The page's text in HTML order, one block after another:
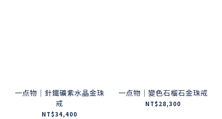
一点物｜針鐵礦紫水晶金珠
戒
NT$34,400
一点物｜變色石榴石金珠戒
NT$28,300